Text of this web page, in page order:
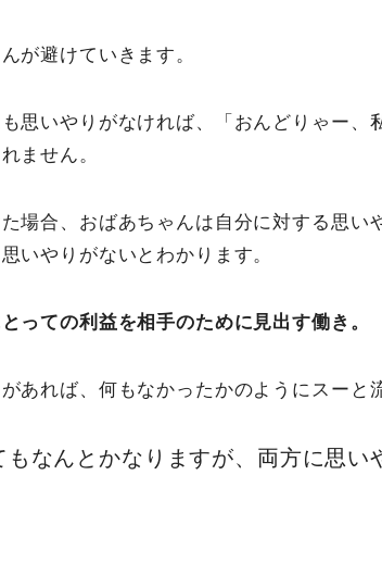
が避けていきます。
思いやりがなければ、「おんどりゃー、
ません。
場合、おばあちゃんは自分に対する思い
いやりがないとわかります。
っての利益を相手のために見出す働き。
あれば、何もなかったかのようにスーと
なんとかなりますが、両方に思い